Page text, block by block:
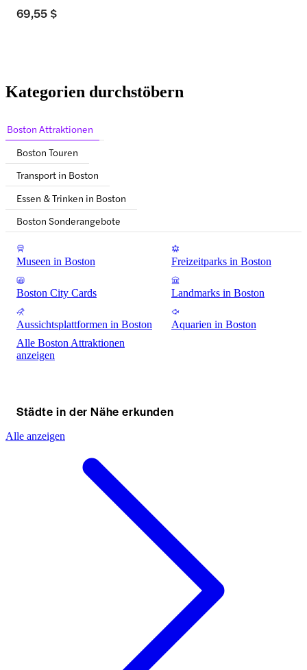
69,55 $
Kategorien durchstöbern
Boston Attraktionen
Boston Touren
Transport in Boston
Essen & Trinken in Boston
Boston Sonderangebote
Museen in Boston Freizeitparks in Boston
Boston City Cards Landmarks in Boston
Aussichtsplattformen in Boston
Aquarien in Boston
Alle Boston Attraktionen
anzeigen
Städte in der Nähe erkunden
Alle anzeigen